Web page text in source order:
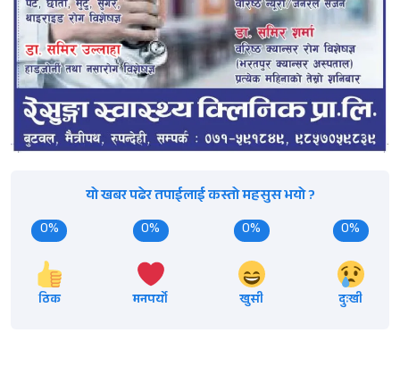
यो खबर पढेर तपाईलाई कस्तो महसुस भयो ?
0%
ठिक
0%
मनपर्यो
0%
खुसी
0%
दुःखी